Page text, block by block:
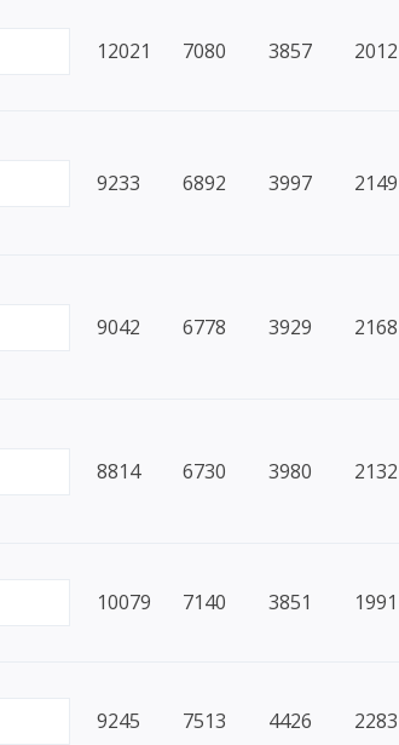
12021 7080 3857 2012
9233 6892 3997 2149
9042 6778 3929 2168
8814 6730 3980 2132
10079 7140 3851 1991
9245 7513 4426 2283